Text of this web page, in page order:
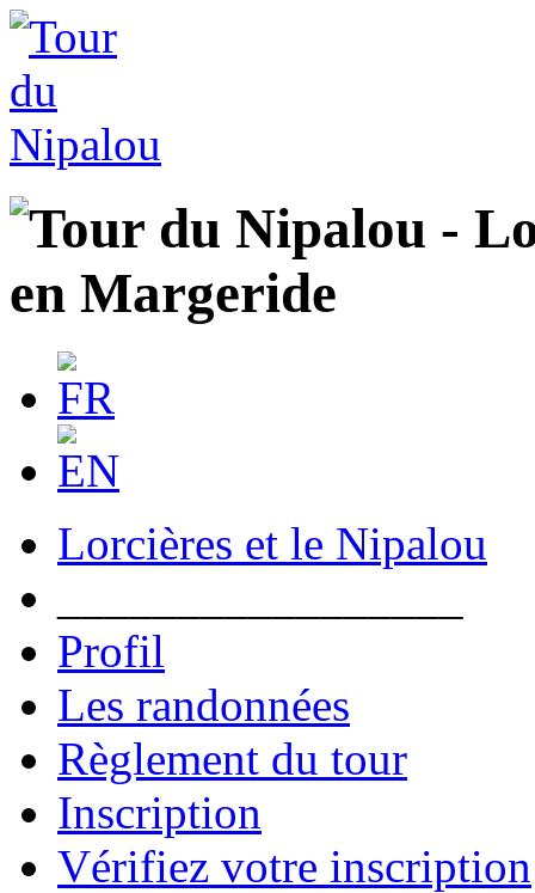
Lorcières et le Nipalou
Profil
Les randonnées
Règlement du tour
Inscription
Vérifiez votre inscription